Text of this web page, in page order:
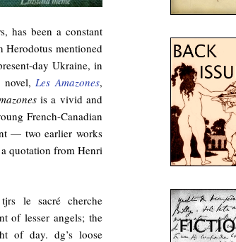
has been a constant
Herodotus mentioned
day Ukraine, in
novel,Les Amazones,
is a vivid and
French-Canadian
— two earlier works
quotation from Henri
le sacré cherche
of lesser angels; the
of day. dg’s loose